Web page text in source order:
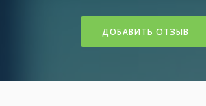
ДОБАВИТЬ ОТЗЫВ